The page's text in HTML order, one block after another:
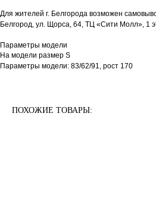
Для жителей г. Белгорода возможен
Белгород, ул. Щорса, 64, ТЦ «Сити Молл», 1
Параметры модели
На модели размер S
Параметры модели: 83/62/91, рост 170
ПОХОЖИЕ ТОВАРЫ: